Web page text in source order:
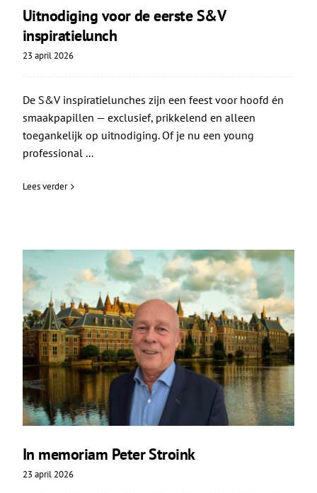
Uitnodiging voor de eerste S&V
inspiratielunch
23 april 2026
De S&V inspiratielunches zijn een feest voor hoofd én
smaakpapillen — exclusief, prikkelend en alleen
toegankelijk op uitnodiging. Of je nu een young
professional ...
Lees verder
In memoriam Peter Stroink
23 april 2026